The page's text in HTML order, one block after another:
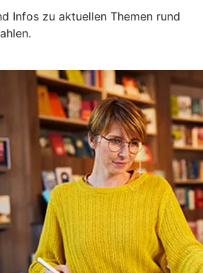
Infos zu aktuellen Themen rund